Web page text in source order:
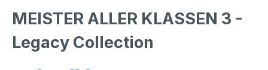
MEISTER ALLER KLASSEN 3 -
Legacy Collection